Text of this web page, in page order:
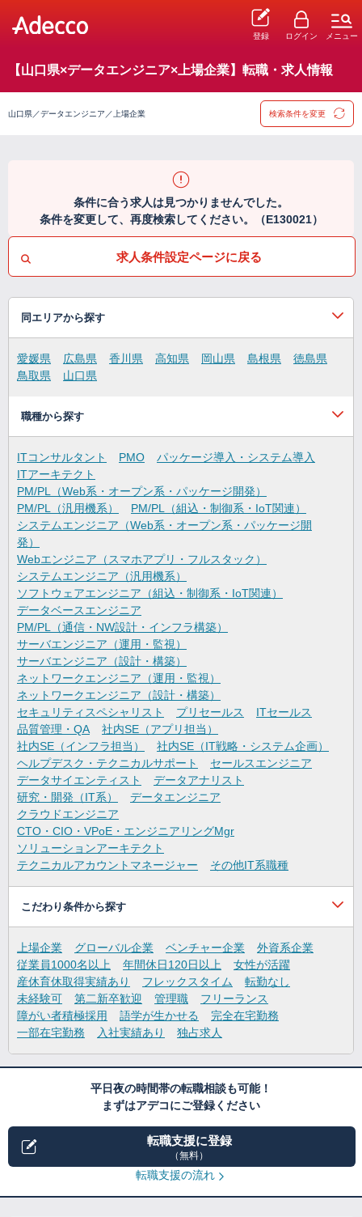
登録 ログイン メニュー
【山口県×データエンジニア×上場企業】転職・求人情報
山口県／データエンジニア／上場企業 検索条件を変更
条件に合う求人は見つかりませんでした。
条件を変更して、再度検索してください。（E130021）
求人条件設定ページに戻る
同エリアから探す
愛媛県 広島県 香川県 高知県 岡山県 島根県
徳島県
鳥取県
山口県
職種から探す
ITコンサルタント PMO
パッケージ導入・システム導入
ITアーキテクト
PM/PL（Web系・オープン系・パッケージ開発）
PM/PL（汎用機系）
PM/PL（組込・制御系・IoT関連）
システムエンジニア（Web系・オープン系・パッケージ開
発）
Webエンジニア（スマホアプリ・フルスタック）
システムエンジニア（汎用機系）
ソフトウェアエンジニア（組込・制御系・IoT関連）
データベースエンジニア
PM/PL（通信・NW設計・インフラ構築）
サーバエンジニア（運用・監視）
サーバエンジニア（設計・構築）
ネットワークエンジニア（運用・監視）
ネットワークエンジニア（設計・構築）
セキュリティスペシャリスト
プリセールス
ITセールス
品質管理・QA
社内SE（アプリ担当）
社内SE（インフラ担当）
社内SE（IT戦略・システム企画）
ヘルプデスク・テクニカルサポート
セールスエンジニア
データサイエンティスト
データアナリスト
研究・開発（IT系）
データエンジニア
クラウドエンジニア
CTO・CIO・VPoE・エンジニアリングMgr
ソリューションアーキテクト
テクニカルアカウントマネージャー
その他IT系職種
こだわり条件から探す
上場企業 グローバル企業 ベンチャー企業
外資系企業
従業員1000名以上
年間休日120日以上
女性が活躍
産休育休取得実績あり
フレックスタイム
転勤なし
未経験可
第二新卒歓迎 管理職
フリーランス
障がい者積極採用
語学が生かせる
完全在宅勤務
一部在宅勤務
入社実績あり 独占求人
平日夜の時間帯の転職相談も可能！
まずはアデコにご登録ください
転職支援に登録
（無料）
転職支援の流れ